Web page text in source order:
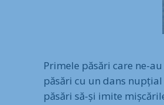
Primele păsări care ne-
păsări cu un dans
păsări să-și imite